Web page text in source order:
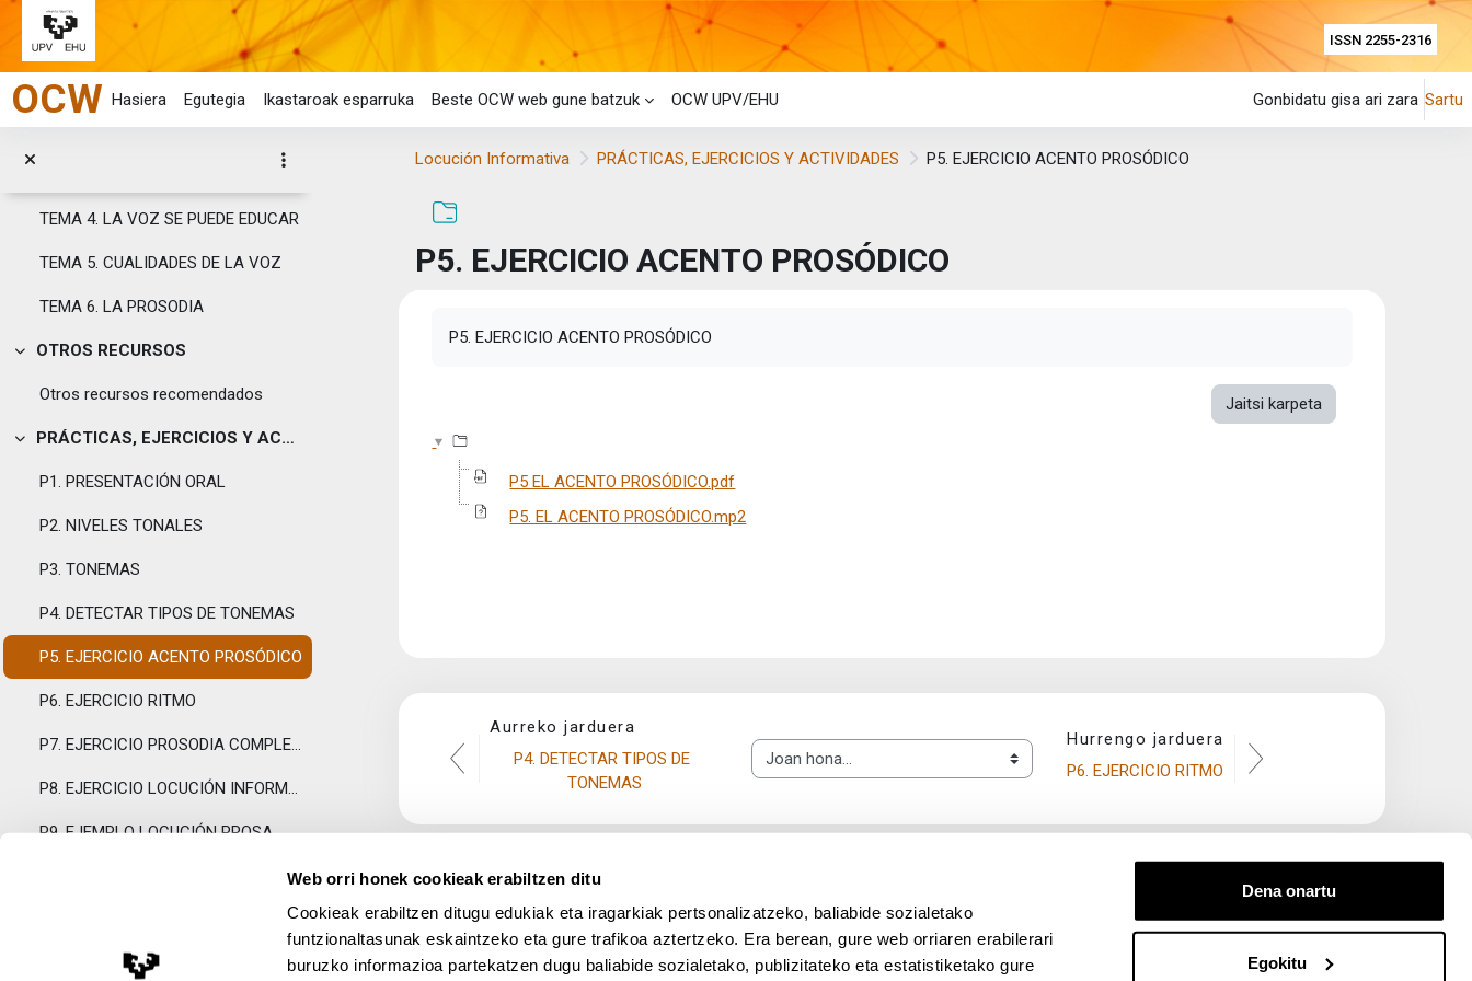
Web orri honek cookieak erabiltzen ditu
Cookieak erabiltzen ditugu edukiak eta iragarkiak pertsonalizatzeko, baliabide sozialetako
funtzionaltasunak eskaintzeko eta gure trafikoa aztertzeko. Era berean, gure web orriaren erabilerari
buruzko informazioa partekatzen dugu baliabide sozialetako, publizitateko eta estatistiketako gure
Dena onartu
Egokitu
ISSN 2255-2316
Joan eduki nagusira zuzenean
OCW Hasiera Egutegia Ikastaroak esparruka Beste OCW web gune batzuk OCW UPV/EHU Gonbidatu gisa ari zara Sartu
Tolestu
MATERIALES DE ESTUDIO
TEMA 2. APROXIMACIÓN A LA FONÉTICA
TEMA 4. LA VOZ SE PUEDE EDUCAR
TEMA 5. CUALIDADES DE LA VOZ
TEMA 6. LA PROSODIA
Tolestu
OTROS RECURSOS
Otros recursos recomendados
Tolestu
PRÁCTICAS, EJERCICIOS Y ACTIVIDADES
P1. PRESENTACIÓN ORAL
P2. NIVELES TONALES
P3. TONEMAS
P4. DETECTAR TIPOS DE TONEMAS
P5. EJERCICIO ACENTO PROSÓDICO
P6. EJERCICIO RITMO
P7. EJERCICIO PROSODIA COMPLETA
P8. EJERCICIO LOCUCIÓN INFORMATIVA
P9. EJEMPLO LOCUCIÓN PROSA
PROCEDIMIENTO DE AUTOEVALUACION
EXAMEN AUTOEVALUACIÓN
Locución Informativa PRÁCTICAS, EJERCICIOS Y ACTIVIDADES P5. EJERCICIO ACENTO PROSÓDICO
P5. EJERCICIO ACENTO PROSÓDICO
P5. EJERCICIO ACENTO PROSÓDICO
Jaitsi karpeta
P5 EL ACENTO PROSÓDICO.pdf
P5. EL ACENTO PROSÓDICO.mp2
Aurreko jarduera
P4. DETECTAR TIPOS DE
TONEMAS
Joan hona...
Hurrengo jarduera
P6. EJERCICIO RITMO
Lege Oharra App deskargatu UPV/EHU en Facebook (abre ventana nueva)
UPV/EHU en Twitter (abre ventana nueva)
UPV/EHU en LinkedIn (abre ventana nueva)
UPV/EHU en YouTube (abre ventana nueva)